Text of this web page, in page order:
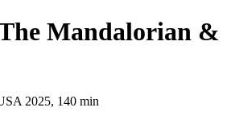
Mandalorian &
2025, 140 min